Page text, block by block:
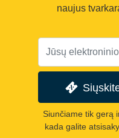
naujus
Siunčiame tik gerą
kada galite